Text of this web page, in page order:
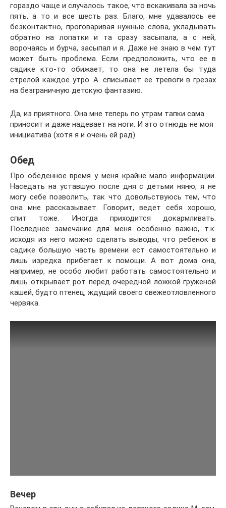
гораздо чаще и случалось такое, что вскакивала за ночь
пять, а то и все шесть раз. Благо, мне удавалось ее
безконтактно, проговаривая нужные слова, укладывать
обратно на лопатки и та сразу засыпала, а с ней,
ворочаясь и бурча, засыпал и я. Даже не знаю в чем тут
может быть проблема. Если предположить, что ее в
садике кто-то обижает, то она не летела бы туда
стрелой каждое утро. А. списывает ее тревоги в грезах
на безграничную детскую фантазию.
Да, из приятного. Она мне теперь по утрам тапки сама
приносит и даже надевает на ноги. И это отнюдь не моя
инициатива (хотя я и очень ей рад).
Обед
Про обеденное время у меня крайне мало информации.
Наседать на уставшую после дня с детьми няню, я не
могу себе позволить, так что довольствуюсь тем, что
она мне рассказывает. Говорит, ведет себя хорошо,
спит тоже. Иногда приходится докармливать.
Последнее замечание для меня особенно важно, т.к.
исходя из него можно сделать выводы, что ребенок в
садике большую часть времени ест самостоятельно и
лишь изредка прибегает к помощи. А вот дома она,
например, не особо любит работать самостоятельно и
лишь открывает рот перед очередной ложкой груженой
кашей, будто птенец, ждущий своего свежеотловленного
червяка.
Вечер